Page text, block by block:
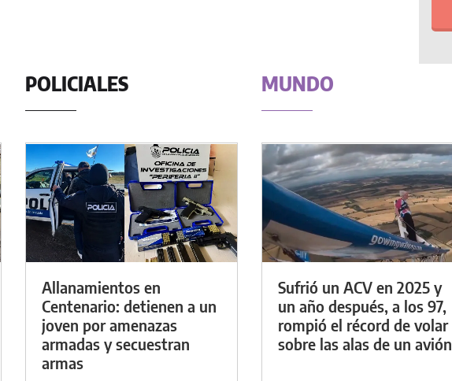
POLICIALES
Allanamientos en
Centenario: detienen a un
joven por amenazas
armadas y secuestran
armas
MUNDO
Sufrió un ACV en 2025 y
un año después, a los 97,
rompió el récord de volar
sobre las alas de un avión